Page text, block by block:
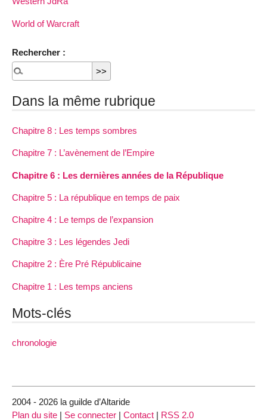
World of Warcraft
Rechercher :
Dans la même rubrique
Chapitre 8 : Les temps sombres
Chapitre 7 : L’avènement de l’Empire
Chapitre 6 : Les dernières années de la République
Chapitre 5 : La république en temps de paix
Chapitre 4 : Le temps de l’expansion
Chapitre 3 : Les légendes Jedi
Chapitre 2 : Ère Pré Républicaine
Chapitre 1 : Les temps anciens
Mots-clés
chronologie
2004 - 2026 la guilde d’Altaride
Plan du site | Se connecter | Contact | RSS 2.0